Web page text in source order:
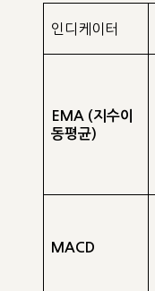
인디케이터
EMA (지수이
동평균)
MACD